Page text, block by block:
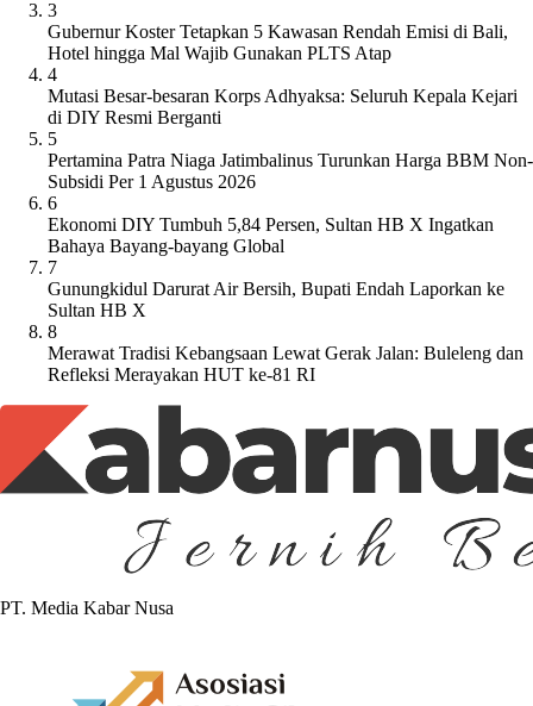
3
Gubernur Koster Tetapkan 5 Kawasan Rendah Emisi di Bali,
Hotel hingga Mal Wajib Gunakan PLTS Atap
4
Mutasi Besar-besaran Korps Adhyaksa: Seluruh Kepala Kejari
di DIY Resmi Berganti
5
Pertamina Patra Niaga Jatimbalinus Turunkan Harga BBM Non-
Subsidi Per 1 Agustus 2026
6
Ekonomi DIY Tumbuh 5,84 Persen, Sultan HB X Ingatkan
Bahaya Bayang-bayang Global
7
Gunungkidul Darurat Air Bersih, Bupati Endah Laporkan ke
Sultan HB X
8
Merawat Tradisi Kebangsaan Lewat Gerak Jalan: Buleleng dan
Refleksi Merayakan HUT ke-81 RI
PT. Media Kabar Nusa